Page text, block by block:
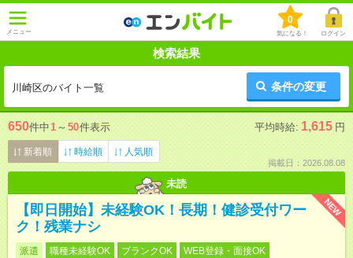
メニュー
0
気になる！ ログイン
検索結果
川崎区のバイト一覧 条件の変更
650件中1 ～ 50件表示 平均時給: 1,615 円
新着順 時給順 人気順
掲載日：2026.08.08
未読
NEW
【即日開始】未経験OK！長期！健診受付ワー
ク！残業ナシ
派遣 職種未経験OK ブランクOK WEB登録・面接OK